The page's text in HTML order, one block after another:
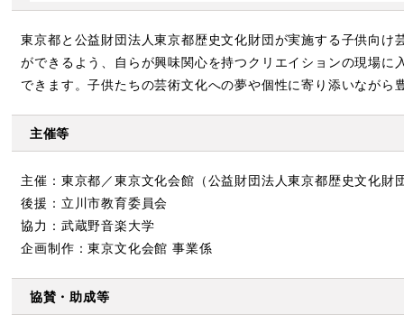
東京都と公益財団法人東京都歴史文化財団が実施する子供向
ができるよう、自らが興味関心を持つクリエイションの現場に
できます。子供たちの芸術文化への夢や個性に寄り添いなが
主催等
主催：東京都／東京文化会館（公益財団法人東京都歴史文化財
後援：立川市教育委員会
協力：武蔵野音楽大学
企画制作：東京文化会館 事業係
協賛・助成等